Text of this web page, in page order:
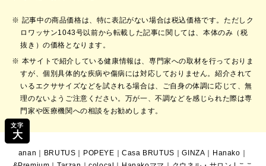
文字
大
記事中の商品価格は、特に表記がない場合は税込価格です。ただしク
ロワッサン1043号以前から転載した記事に関しては、本体のみ（税
抜き）の価格となります。
本サイトで紹介している健康情報は、専門家への取材を行っておりま
すが、個別具体的な疾病や傷病には対応しておりません。紹介されて
いるエクササイズなどを試される場合は、ご自身の体調に応じて、無
理のないようご注意ください。万が一、不調などを感じられた際は専
門家や医療機関への相談をお勧めします。
anan ｜ BRUTUS ｜ POPEYE ｜Casa BRUTUS ｜GINZA ｜ Hanako ｜